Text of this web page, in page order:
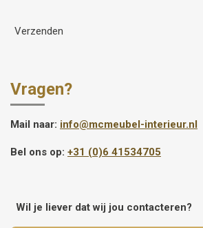
Verzenden
Vragen?
Mail naar: info@mcmeubel-interieur.nl
Bel ons op: +31 (0)6 41534705
Wil je liever dat wij jou contacteren?